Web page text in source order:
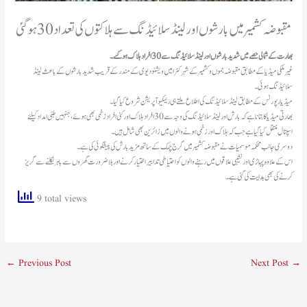
مقبوضہ کشمیر میں بارشوں اور لینڈ سلائیڈنگ سے ہلاکتوں کی تعداد 30 ہوگئی
بھارت کے شمالی حصے میں شدید بارشوں اور لینڈسلائیڈنگ سے 30 افراد ہلاک ہوگئے۔
غیر ملکی میڈیا کے مطابق مقبوضہ جموں و کشمیر کے شہر کٹرا میں ویشنو دیوی کے مندر کے قریب شدید بارشوں کے باعث لینڈ
سلائیڈنگ ہوئی۔
میڈیا رپورٹس کے مطابق لینڈسلائیڈنگ کی اطلاع ملتے ہی ریسکیو آپریشن شروع کیا گیا۔
بھارتی میڈیا کا بتانا ہےکہ بارش اور لینڈ سلائیڈنگ کی وجہ سے 30 افراد ہلاک اور کئی افراد زخمی بھی ہوئے، جنہیں طبی امداد کیلئے
اسپتال منتقل کیا گیا ہے جب کہ ہلاک اور زخمی ہونے والوں میں زائرین بھی شامل ہیں۔
دوسری جانب محکمہ موسمیات نے مقبوضہ کشمیر میں گرج چمک کے ساتھ مزید بارش کی پیشگوئی کی ہے۔
اس کے علاوہ پہاڑی اور نشیبی علاقوں میں رہنے والوں کو احتیاطی تدابیر اختیار کرنے اور بلا ضرورت گھروں سے باہر نکلنے سے گریز
کرنے کی بھی ہدایت کی گئی ہے۔
9 total views
← Previous Post Next Post →